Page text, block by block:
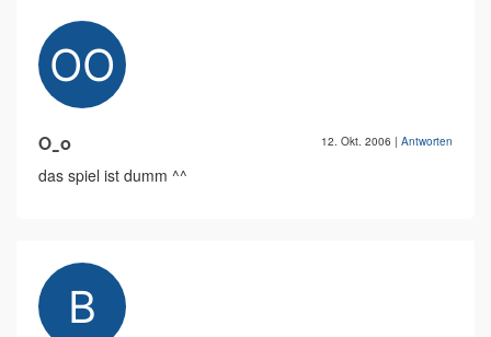
O_o 12. Okt. 2006 | Antworten
das spiel ist dumm ^^